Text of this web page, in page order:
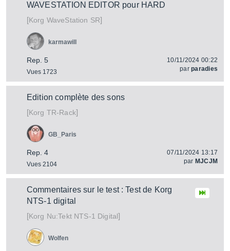
WAVESTATION EDITOR pour HARD
[Korg WaveStation SR]
Rep. 5
Vues 1723
karmawill
10/11/2024 00:22
parparadies
Edition complète des sons
[Korg TR-Rack]
Rep. 4
Vues 2104
GB_Paris
07/11/2024 13:17
par MJCJM
Commentaires sur le test : Test de Korg
NTS-1 digital
[Korg Nu:Tekt NTS-1 Digital]
Wolfen